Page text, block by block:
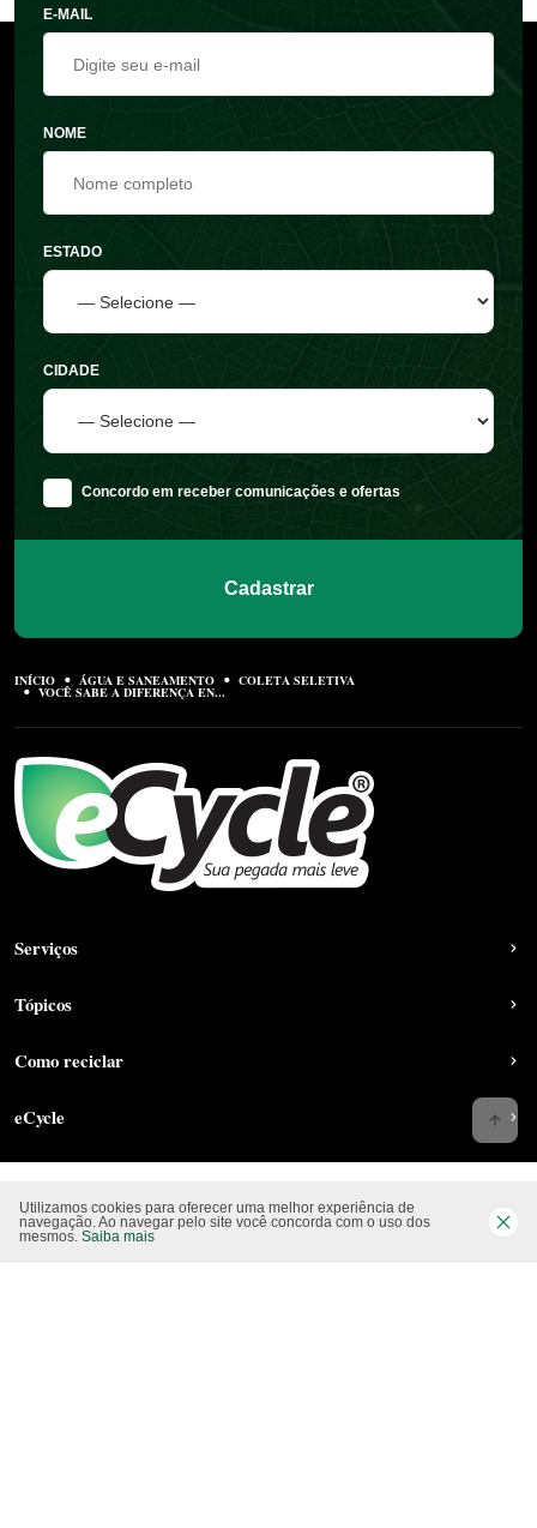
E-MAIL
NOME
ESTADO
CIDADE
Concordo em receber comunicações e ofertas
Cadastrar
INÍCIO ÁGUA E SANEAMENTO COLETA SELETIVA
VOCÊ SABE A DIFERENÇA EN...
Serviços
Tópicos
Como reciclar
eCycle
Siga-nos nas rede sociais
Utilizamos cookies para oferecer uma melhor experiência de
navegação. Ao navegar pelo site você concorda com o uso dos
mesmos. Saiba mais